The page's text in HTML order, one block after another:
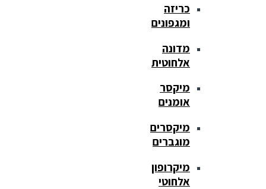
כריזה
ומגפונים
מדונה
אלחוטית
מיקסר
אומנים
מיקסרים
מוגברים
מיקרופון
אלחוטי